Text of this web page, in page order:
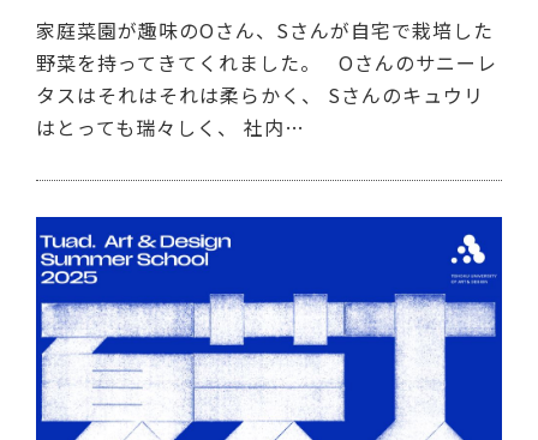
家庭菜園が趣味のOさん、Sさんが自宅で栽培した
野菜を持ってきてくれました。 Oさんのサニーレ
タスはそれはそれは柔らかく、 Sさんのキュウリ
はとっても瑞々しく、 社内…